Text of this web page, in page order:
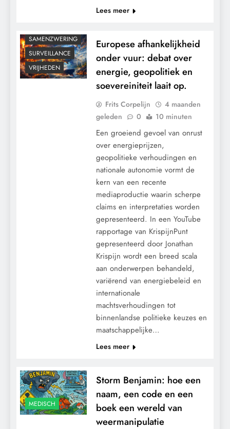
Lees meer
SAMENZWERING
SURVEILLANCE
VRIJHEDEN
Europese afhankelijkheid
onder vuur: debat over
energie, geopolitiek en
soevereiniteit laait op.
Frits Corpelijn
4 maanden
geleden
0 10 minuten
Een groeiend gevoel van onrust
over energieprijzen,
geopolitieke verhoudingen en
nationale autonomie vormt de
kern van een recente
mediaproductie waarin scherpe
claims en interpretaties worden
gepresenteerd. In een YouTube
rapportage van KrispijnPunt
gepresenteerd door Jonathan
Krispijn wordt een breed scala
aan onderwerpen behandeld,
variërend van energiebeleid en
internationale
machtsverhoudingen tot
binnenlandse politieke keuzes en
maatschappelijke…
Lees meer
MEDISCH
Storm Benjamin: hoe een
naam, een code en een
boek een wereld van
weermanipulatie